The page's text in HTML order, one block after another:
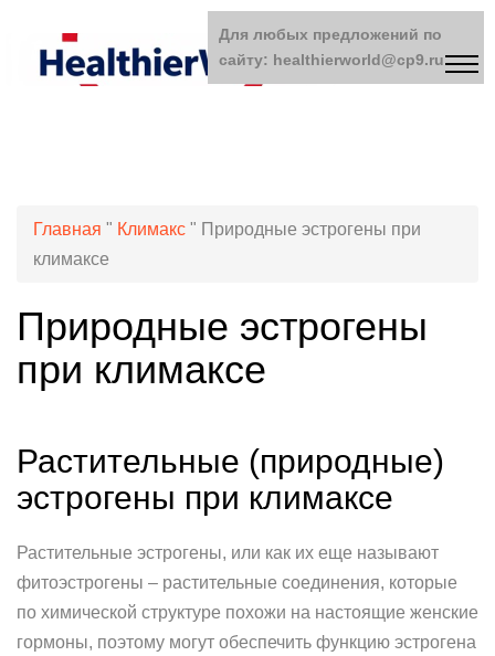
Главная " Климакс " Природные эстрогены при
климаксе
Природные эстрогены
при климаксе
Растительные (природные)
эстрогены при климаксе
Растительные эстрогены, или как их еще называют
фитоэстрогены – растительные соединения, которые
по химической структуре похожи на настоящие женские
гормоны, поэтому могут обеспечить функцию эстрогена
Для любых предложений по
сайту: healthierworld@cp9.ru